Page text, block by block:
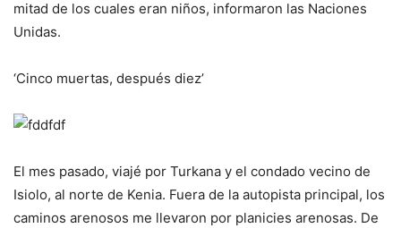
mitad de los cuales eran niños, informaron las Naciones
Unidas.
‘Cinco muertas, después diez’
El mes pasado, viajé por Turkana y el condado vecino de
Isiolo, al norte de Kenia. Fuera de la autopista principal, los
caminos arenosos me llevaron por planicies arenosas. De